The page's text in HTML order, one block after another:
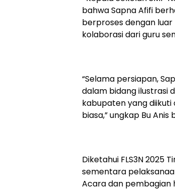
bahwa Sapna Afifi
berproses dengan
kolaborasi dari guru
“Selama persiapan,
dalam bidang ilustrasi
kabupaten yang diikuti
biasa,” ungkap Bu
Diketahui FLS3N 2025
sementara
Acara dan pembagian